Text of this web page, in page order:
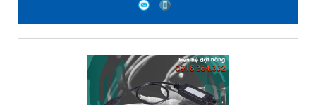
nâng cấp chương trình và lưu trữ nhật ký cho bộ định
tuyến, thiết bị chuyển mạch - Nhiệt độ hoạt động từ